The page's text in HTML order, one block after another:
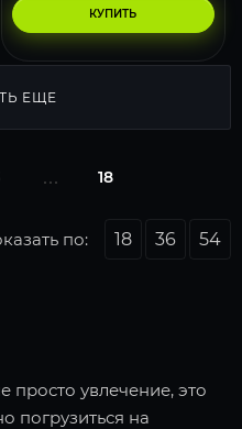
КУПИТЬ
ЕЩЕ
18
по: 18 36 54
просто увлечение, это
погрузиться на